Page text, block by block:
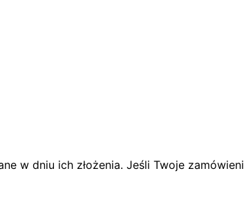
w dniu ich złożenia. Jeśli Twoje